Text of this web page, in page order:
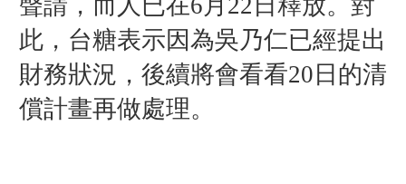
此，台糖表示因為吳乃仁已經提出
財務狀況，後續將會看看20日的清
償計畫再做處理。